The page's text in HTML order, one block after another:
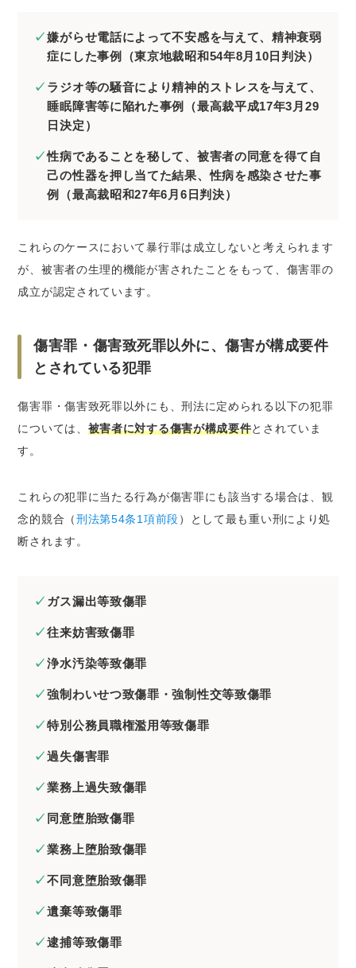
嫌がらせ電話によって不安感を与えて、精神衰弱
症にした事例（東京地裁昭和54年8月10日判決）
ラジオ等の騒音により精神的ストレスを与えて、
睡眠障害等に陥れた事例（最高裁平成17年3月29
日決定）
性病であることを秘して、被害者の同意を得て自
己の性器を押し当てた結果、性病を感染させた事
例（最高裁昭和27年6月6日判決）
これらのケースにおいて暴行罪は成立しないと考えられます
が、被害者の生理的機能が害されたことをもって、傷害罪の
成立が認定されています。
傷害罪・傷害致死罪以外に、傷害が構成要件
とされている犯罪
傷害罪・傷害致死罪以外にも、刑法に定められる以下の犯罪
については、 被害者に対する傷害が構成要件とされていま
す。
これらの犯罪に当たる行為が傷害罪にも該当する場合は、観
念的競合（刑法第54条1項前段）として最も重い刑により処
断されます。
ガス漏出等致傷罪
往来妨害致傷罪
浄水汚染等致傷罪
強制わいせつ致傷罪・強制性交等致傷罪
特別公務員職権濫用等致傷罪
過失傷害罪
業務上過失致傷罪
同意堕胎致傷罪
業務上堕胎致傷罪
不同意堕胎致傷罪
遺棄等致傷罪
逮捕等致傷罪